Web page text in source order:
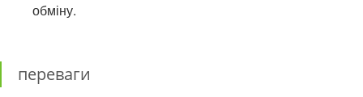
обміну.
переваги